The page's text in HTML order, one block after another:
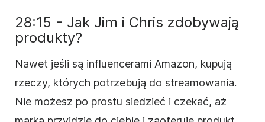
28:15 - Jak Jim i Chris zdobywają
produkty?
Nawet jeśli są influencerami Amazon, kupują
rzeczy, których potrzebują do streamowania.
Nie możesz po prostu siedzieć i czekać, aż